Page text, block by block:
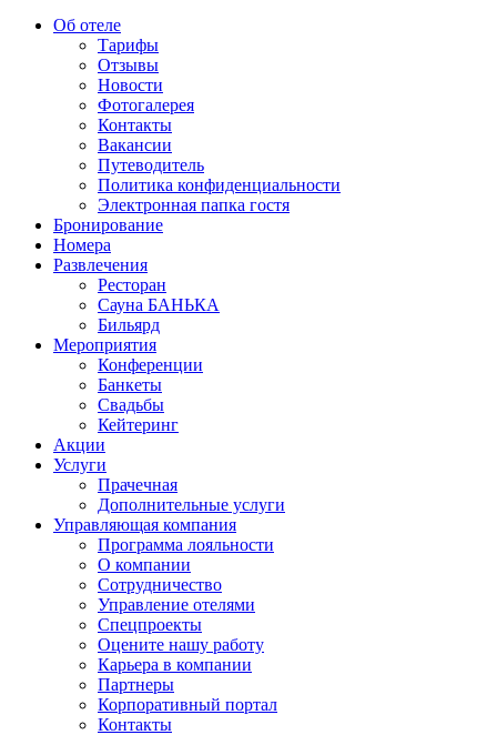
Об отеле
Тарифы
Отзывы
Новости
Фотогалерея
Контакты
Вакансии
Путеводитель
Политика конфиденциальности
Электронная папка гостя
Бронирование
Номера
Развлечения
Ресторан
Сауна БАНЬКА
Бильярд
Мероприятия
Конференции
Банкеты
Свадьбы
Кейтеринг
Акции
Услуги
Прачечная
Дополнительные услуги
Управляющая компания
Программа лояльности
О компании
Сотрудничество
Управление отелями
Спецпроекты
Оцените нашу работу
Карьера в компании
Партнеры
Корпоративный портал
Контакты